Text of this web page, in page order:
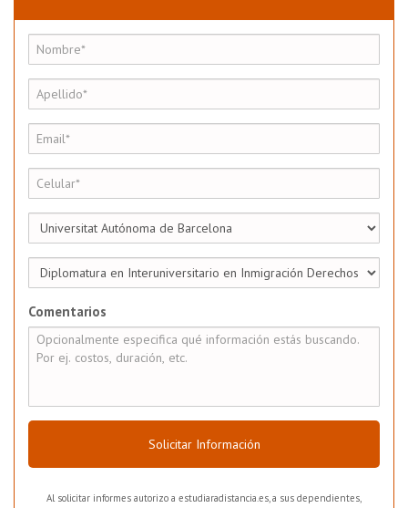
Comentarios
Solicitar Información
Al solicitar informes autorizo a estudiaradistancia.es, a sus dependientes,